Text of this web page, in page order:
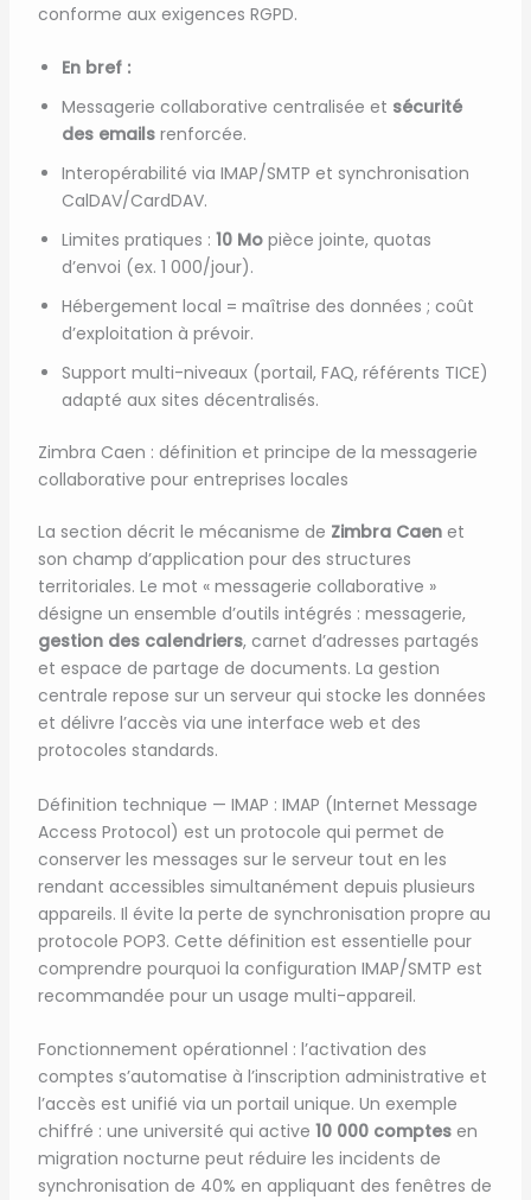
conforme aux exigences RGPD.
En bref :
Messagerie collaborative centralisée et sécurité
des emailsrenforcée.
Interopérabilité via IMAP/SMTP et synchronisation
CalDAV/CardDAV.
Limites pratiques : 10 Mopièce jointe, quotas
d’envoi (ex. 1 000/jour).
Hébergement local = maîtrise des données ; coût
d’exploitation à prévoir.
Support multi-niveaux (portail, FAQ, référents TICE)
adapté aux sites décentralisés.
Zimbra Caen : définition et principe de la messagerie
collaborative pour entreprises locales
La section décrit le mécanisme de Zimbra Caenet
son champ d’application pour des structures
territoriales. Le mot « messagerie collaborative »
désigne un ensemble d’outils intégrés : messagerie,
gestion des calendriers, carnet d’adresses partagés
et espace de partage de documents. La gestion
centrale repose sur un serveur qui stocke les données
et délivre l’accès via une interface web et des
protocoles standards.
Définition technique — IMAP : IMAP (Internet Message
Access Protocol) est un protocole qui permet de
conserver les messages sur le serveur tout en les
rendant accessibles simultanément depuis plusieurs
appareils. Il évite la perte de synchronisation propre au
protocole POP3. Cette définition est essentielle pour
comprendre pourquoi la configuration IMAP/SMTP est
recommandée pour un usage multi-appareil.
Fonctionnement opérationnel : l’activation des
comptes s’automatise à l’inscription administrative et
l’accès est unifié via un portail unique. Un exemple
chiffré : une université qui active 10 000 comptesen
migration nocturne peut réduire les incidents de
synchronisation de 40% en appliquant des fenêtres de